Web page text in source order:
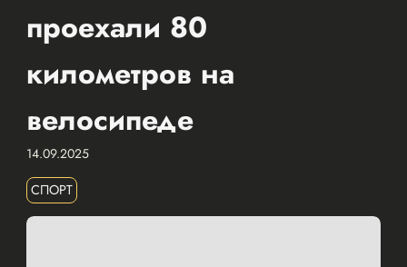
проехали 80
километров на
велосипеде
14.09.2025
СПОРТ